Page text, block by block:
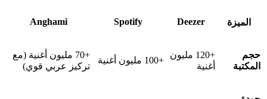
الميزة Deezer
Spotify
Anghami
حجم
المكتبة
+120 مليون
أغنية
+100 مليون أغنية
+70 مليون أغنية (مع
تركيز عربي قوي)